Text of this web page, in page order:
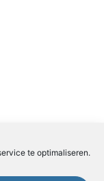
te optimaliseren.